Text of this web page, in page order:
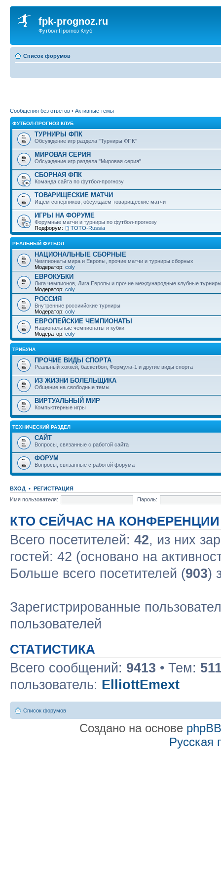
fpk-prognoz.ru
Футбол-Прогноз Клуб
Список форумов
Сообщения без ответов • Активные темы
ФУТБОЛ-ПРОГНОЗ КЛУБ
ТУРНИРЫ ФПК
Обсуждение игр раздела "Турниры ФПК"
МИРОВАЯ СЕРИЯ
Обсуждение игр раздела "Мировая серия"
СБОРНАЯ ФПК
Команда сайта по футбол-прогнозу
ТОВАРИЩЕСКИЕ МАТЧИ
Ищем соперников, обсуждаем товарищеские матчи
ИГРЫ НА ФОРУМЕ
Форумные матчи и турниры по футбол-прогнозу
Подфорум:
ТОТО-Russia
РЕАЛЬНЫЙ ФУТБОЛ
НАЦИОНАЛЬНЫЕ СБОРНЫЕ
Чемпионаты мира и Европы, прочие матчи и турниры сборных
Модератор: coly
ЕВРОКУБКИ
Лига чемпионов, Лига Европы и прочие международные клубные турниры
Модератор: coly
РОССИЯ
Внутренние россиийские турниры
Модератор: coly
ЕВРОПЕЙСКИЕ ЧЕМПИОНАТЫ
Национальные чемпионаты и кубки
Модератор: coly
ТРИБУНА
ПРОЧИЕ ВИДЫ СПОРТА
Реальный хоккей, баскетбол, Формула-1 и другие виды спорта
ИЗ ЖИЗНИ БОЛЕЛЬЩИКА
Общение на свободные темы
ВИРТУАЛЬНЫЙ МИР
Компьютерные игры
ТЕХНИЧЕСКИЙ РАЗДЕЛ
САЙТ
Вопросы, связанные с работой сайта
ФОРУМ
Вопросы, связанные с работой форума
ВХОД • РЕГИСТРАЦИЯ
Имя пользователя:
Пароль:
КТО СЕЙЧАС НА КОНФЕРЕНЦИИ
Всего посетителей: 42, из них
гостей: 42 (основано на
Больше всего посетителей (903)
Зарегистрированные
пользователей
СТАТИСТИКА
Всего сообщений: 9413 • Тем:
пользователь: ElliottEmext
Список форумов
Создано на основе phpBB
Русская